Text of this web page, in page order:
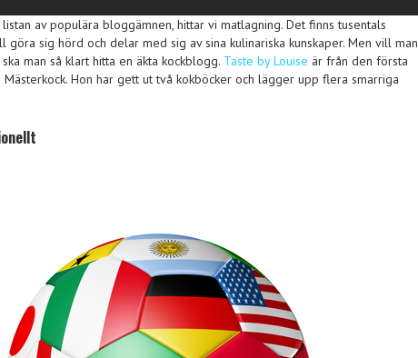
av populära bloggämnen, hittar vi matlagning. Det finns tusentals
göra sig hörd och delar med sig av sina kulinariska kunskaper. Men vill man
man så klart hitta en äkta kockblogg. Taste by Louise är från den första
Hon har gett ut två kokböcker och lägger upp flera smarriga